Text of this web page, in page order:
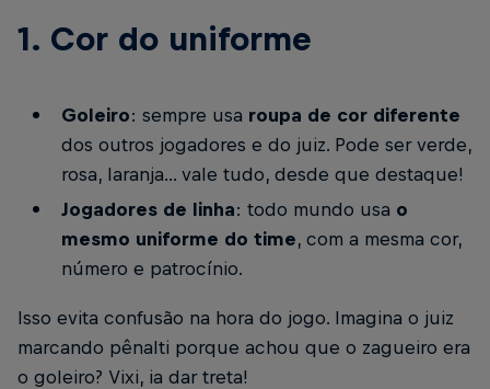
1. Cor do uniforme
Goleiro: sempre usa roupa de cor diferente
dos outros jogadores e do juiz. Pode ser verde,
rosa, laranja... vale tudo, desde que destaque!
Jogadores de linha: todo mundo usa o
mesmo uniforme do time, com a mesma cor,
número e patrocínio.
Isso evita confusão na hora do jogo. Imagina o juiz
marcando pênalti porque achou que o zagueiro era
o goleiro? Vixi, ia dar treta!